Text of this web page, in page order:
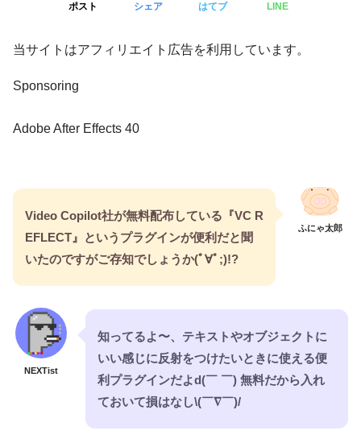
ポスト シェア はてブ LINE
当サイトはアフィリエイト広告を利用しています。
Sponsoring
Adobe After Effects 40
ふにゃ太郎
Video Copilot社が無料配布している『VC R
EFLECT』というプラグインが便利だと聞
いたのですがご存知でしょうか(ﾟ∀ﾟ;)!?
NEXTist
知ってるよ〜、テキストやオブジェクトに
いい感じに反射をつけたいときに使える便
利プラグインだよd(￣ ￣) 無料だから入れ
ておいて損はなし\(￣∇￣)/